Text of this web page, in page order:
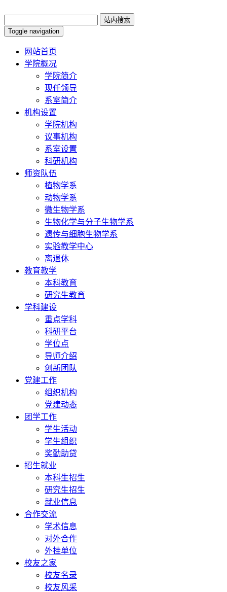
Toggle navigation
网站首页
学院概况
学院简介
现任领导
系室简介
机构设置
学院机构
议事机构
系室设置
科研机构
师资队伍
植物学系
动物学系
微生物学系
生物化学与分子生物学系
遗传与细胞生物学系
实验教学中心
离退休
教育教学
本科教育
研究生教育
学科建设
重点学科
科研平台
学位点
导师介绍
创新团队
党建工作
组织机构
党建动态
团学工作
学生活动
学生组织
奖勤助贷
招生就业
本科生招生
研究生招生
就业信息
合作交流
学术信息
对外合作
外挂单位
校友之家
校友名录
校友风采